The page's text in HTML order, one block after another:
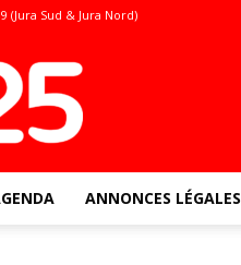
(Jura Sud & Jura Nord)
ANNONCES LÉGALES